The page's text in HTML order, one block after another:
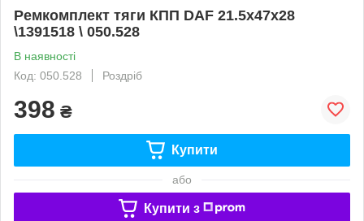
Ремкомплект тяги КПП DAF 21.5x47x28
\1391518 \ 050.528
В наявності
Код: 050.528
Роздріб
398 ₴
Купити
або
Купити з